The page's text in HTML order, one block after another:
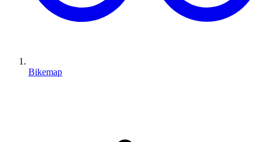
Bikemap